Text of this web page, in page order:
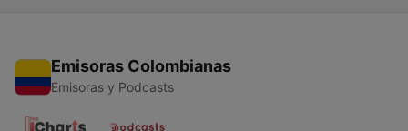
Emisoras Colombianas
Emisoras y Podcasts